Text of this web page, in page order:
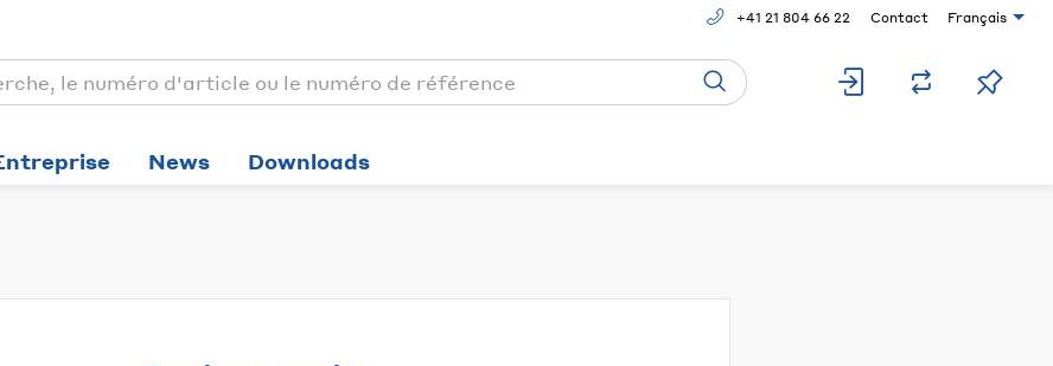
+41 21 804 66 22 Contact Français
News Downloads